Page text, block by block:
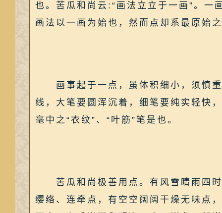
也。苦瓜和尚云:“画法立立于一画”。一
画法以一画为始也，然而点却系最原始
画事起于一点，虽体积细小，须慎重
线，大笔要圆浑沉着，细笔要纯实轻快
毫中之“衣纹”、“叶筋”笔是也。
苦瓜和尚极善用点。有风雪睛雨四时
缨络、连牵点，有空空阔阔干燥无味点